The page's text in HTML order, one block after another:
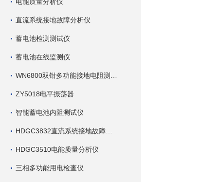
直流系统接地故障分析仪
蓄电池检测测试仪
蓄电池在线监测仪
ZY5018电平振荡器
智能蓄电池内阻测试仪
HDGC3510电能质量分析仪
三相多功能用电检查仪